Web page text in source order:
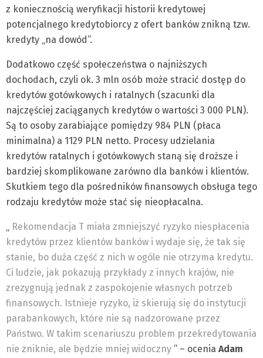
z koniecznością weryfikacji historii kredytowej
potencjalnego kredytobiorcy z ofert banków znikną tzw.
kredyty „na dowód”.
Dodatkowo część społeczeństwa o najniższych
dochodach, czyli ok. 3 mln osób może stracić dostęp do
kredytów gotówkowych i ratalnych (szacunki dla
najczęściej zaciąganych kredytów o wartości 3 000 PLN).
Są to osoby zarabiające pomiędzy 984 PLN (płaca
minimalna) a 1129 PLN netto. Procesy udzielania
kredytów ratalnych i gotówkowych staną się droższe i
bardziej skomplikowane zarówno dla banków i klientów.
Skutkiem tego dla pośredników finansowych obsługa tego
rodzaju kredytów może stać się nieopłacalna.
„ Rekomendacja T miała zmniejszyć ryzyko niespłacenia
kredytów przez klientów banków i wydaje się, że tak się
stanie, bo duża część z nich w ogóle nie otrzyma kredytu.
Ci ludzie, jak pokazują przykłady z innych krajów, nie
zrezygnują jednak z zaspokojenie własnych potrzeb
finansowych. Istnieje ryzyko, iż skierują się do instytucji
parabankowych, które nie są nadzorowane przez
Państwo. W takim scenariuszu problem przekredytowania
nie zniknie, ale będzie mniej widoczny ” – ocenia Adam